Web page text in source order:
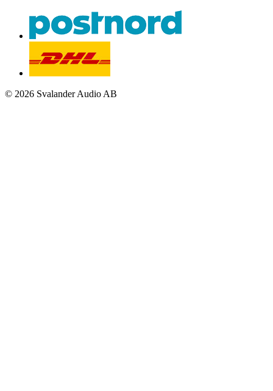
© 2026 Svalander Audio AB